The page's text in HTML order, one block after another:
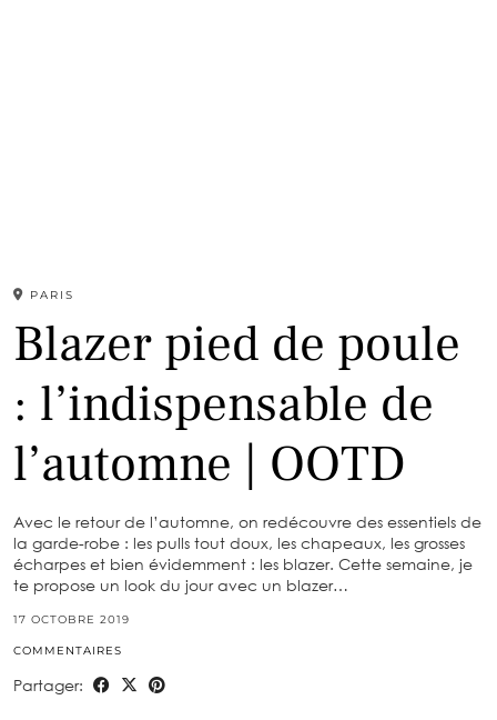
PARIS
Blazer pied de poule
: l’indispensable de
l’automne | OOTD
Avec le retour de l’automne, on redécouvre des essentiels de
la garde-robe : les pulls tout doux, les chapeaux, les grosses
écharpes et bien évidemment : les blazer. Cette semaine, je
te propose un look du jour avec un blazer…
17 OCTOBRE 2019
COMMENTAIRES
Partager: